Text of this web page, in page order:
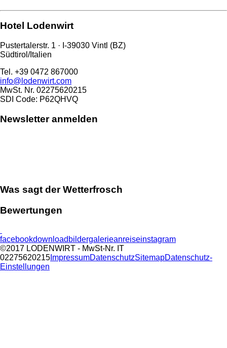
Hotel Lodenwirt
Pustertalerstr. 1 · I-39030 Vintl (BZ)
Südtirol/Italien
Tel. +39 0472 867000
info@lodenwirt.com
MwSt. Nr. 02275620215
SDI Code: P62QHVQ
Newsletter anmelden
Was sagt der Wetterfrosch
Bewertungen
facebookdownload bildergalerieanreiseinstagram
©2017 LODENWIRT - MwSt-Nr. IT
02275620215 ImpressumDatenschutzSitemapDatenschutz-
Einstellungen